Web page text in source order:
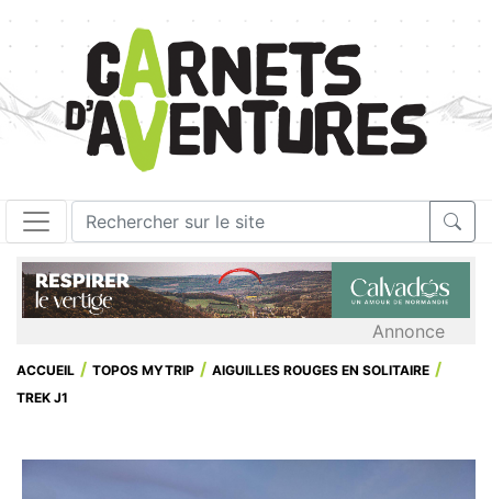
Annonce
ACCUEIL TOPOS MYTRIP
AIGUILLES ROUGES EN SOLITAIRE
TREK J1